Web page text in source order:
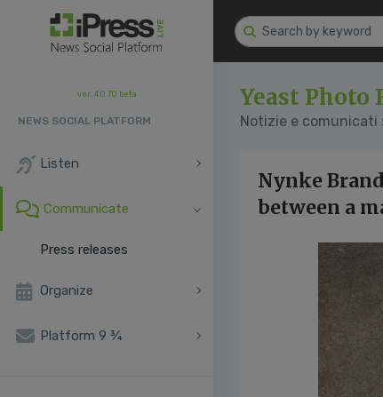
ver. 4.0.70 beta
NEWS SOCIAL PLATFORM
Listen
Communicate
Press releases
Organize
Platform 9 ¾
Yeast Photo
Notizie e comunicati
Nynke
between a